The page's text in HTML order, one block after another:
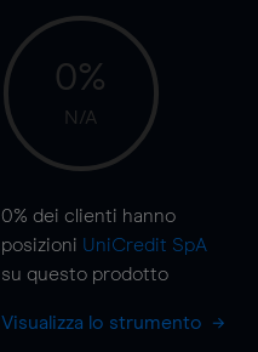
0%
N/A
0% dei clienti hanno
posizioni UniCredit SpA
su questo prodotto
Visualizza lo strumento